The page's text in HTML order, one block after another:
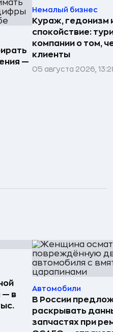
—
Немалый бизнес
Кураж, гедонизм
спокойствие:
компании о том,
клиенты
05 августа 2026,
— в
Автомобили
В России
раскрывать
запчастях при